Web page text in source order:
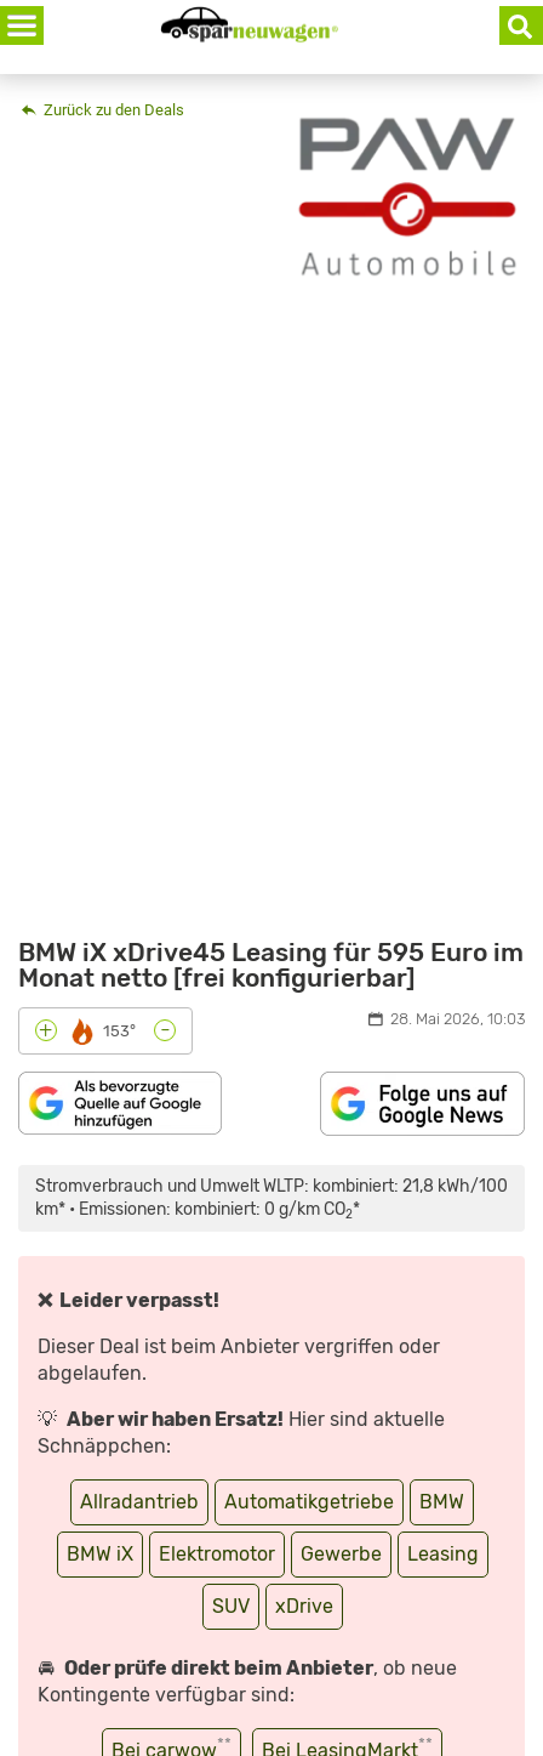
Skip
to
content
Zurück zu den Deals
BMW iX xDrive45 Leasing für 595 Euro im
Monat netto [frei konfigurierbar]
+ 153° - 28. Mai 2026, 10:03
Stromverbrauch und Umwelt WLTP: kombiniert: 21,8 kWh/100
km* • Emissionen: kombiniert: 0 g/km CO2*
❌ Leider verpasst!
Dieser Deal ist beim Anbieter vergriffen oder
abgelaufen.
💡 Aber wir haben Ersatz! Hier sind aktuelle
Schnäppchen:
Allradantrieb Automatikgetriebe BMW
BMW iX Elektromotor Gewerbe Leasing
SUV xDrive
🚘 Oder prüfe direkt beim Anbieter, ob neue
Kontingente verfügbar sind:
Bei carwow** Bei LeasingMarkt**
ERSTER
EINDRUCK
MALMEDIE“
VON
YOUTUBE
ANZEIGEN